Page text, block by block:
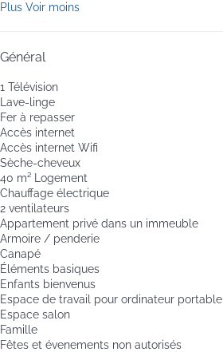
Plus Voir moins
Général
1 Télévision
Lave-linge
Fer à repasser
Accès internet
Accès internet Wifi
Sèche-cheveux
40 m² Logement
Chauffage électrique
2 ventilateurs
Appartement privé dans un immeuble
Armoire / penderie
Canapé
Éléments basiques
Enfants bienvenus
Espace de travail pour ordinateur portable
Espace salon
Famille
Fêtes et évenements non autorisés